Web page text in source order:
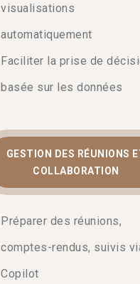
visualisations
automatiquement
Faciliter la prise de
basée sur les données
GESTION DES RÉUNIONS
COLLABORATION
Préparer des réunions,
comptes-rendus, suivis
Copilot